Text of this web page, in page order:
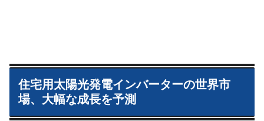
住宅用太陽光発電インバーターの世界市
場、大幅な成長を予測